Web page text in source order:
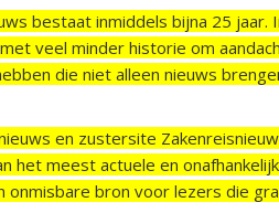
bestaat inmiddels bijna 25
veel minder historie om
die niet alleen nieuws
en zustersite
het meest actuele en
onmisbare bron voor lezers die